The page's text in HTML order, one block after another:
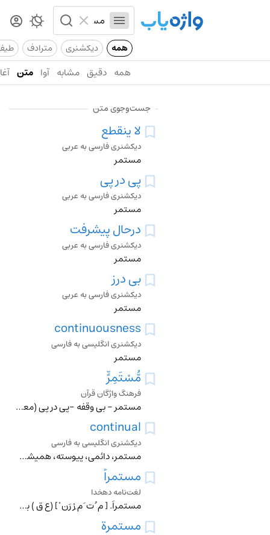
همه دیکشنری مترادف
همه دقیق مشابه آوا متن
جست‌وجوی متن
لا ینقطع
دیکشنری فارسی به عربی
مستمر
پی در پی
دیکشنری فارسی به عربی
مستمر
درحال پیشرفت
دیکشنری فارسی به عربی
مستمر
بی درز
دیکشنری فارسی به عربی
مستمر
continuousness
دیکشنری انگلیسی به فارسی
مستمر
مُّسْتَمِرٍّ
فرهنگ واژگان قرآن
مستمر - بي وقفه -پی در پی (معناي فرستادن باد در روزي نحس مستمر" إِنَّا أَرْسَلْنَا عَلَيْهِمْ رِيحاً صَرْصَراً فِي يَوْمِ نَحْسٍ مُّسْتَمِرٍّ " اين است که خداي
continual
دیکشنری انگلیسی به فارسی
مستمر، دائمی، پیوسته، همیشگی، مدام، پی در پی، لاینقطع
مستمراً
لغت‌نامه دهخدا
مستمراً. [ م ُ ت َ م ِرْ رَن ْ ] (ع ق ) به طور مستمر. در حال استمرار. اتصالاً. استمراراً. دائماً. پیوسته . همیشه . و رجوع به مستمر و استمرار شود.
مستمرة